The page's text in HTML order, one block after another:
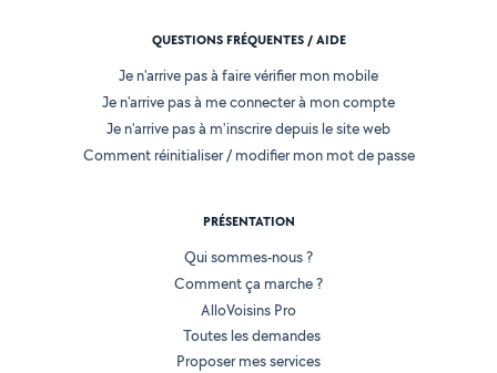
QUESTIONS FRÉQUENTES / AIDE
Je n'arrive pas à faire vérifier mon mobile
Je n'arrive pas à me connecter à mon compte
Je n'arrive pas à m'inscrire depuis le site web
Comment réinitialiser / modifier mon mot de passe
PRÉSENTATION
Qui sommes-nous ?
Comment ça marche ?
AlloVoisins Pro
Toutes les demandes
Proposer mes services